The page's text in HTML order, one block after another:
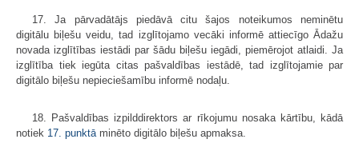
17. Ja pārvadātājs piedāvā citu šajos noteikumos neminētu
digitālu biļešu veidu, tad izglītojamo vecāki informē attiecīgo Ādažu
novada izglītības iestādi par šādu biļešu iegādi, piemērojot atlaidi. Ja
izglītība tiek iegūta citas pašvaldības iestādē, tad izglītojamie par
digitālo biļešu nepieciešamību informē nodaļu.
18. Pašvaldības izpilddirektors ar rīkojumu nosaka kārtību, kādā
notiek 17. punktā minēto digitālo biļešu apmaksa.